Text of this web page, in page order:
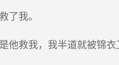
我。
救我，我半道就被锦衣